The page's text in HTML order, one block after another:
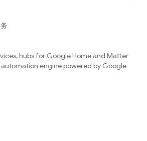
hubs for Google Home and Matter
engine powered by Google